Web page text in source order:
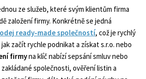
ze služeb, které svým klientům firma
založení firmy. Konkrétně se jedná
ready-made společností, což je rychlý
začít rychle podnikat a získat s.r.o. nebo
firmyna klíč nabízí sepsání smluv nebo
společnosti, ověření listin a